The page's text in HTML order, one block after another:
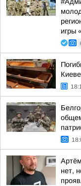
игры
нет,